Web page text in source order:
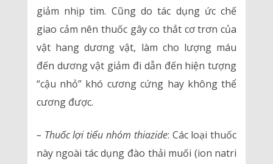
giảm nhịp tim. Cũng do tác dụng ức chế
giao cảm nên thuốc gây co thắt cơ trơn của
vật hang dương vật, làm cho lượng máu
đến dương vật giảm đi dẫn đến hiện tượng
“cậu nhỏ” khó cương cứng hay không thể
cương được.
– Thuốc lợi tiểu nhóm thiazide: Các loại thuốc
này ngoài tác dụng đào thải muối (ion natri